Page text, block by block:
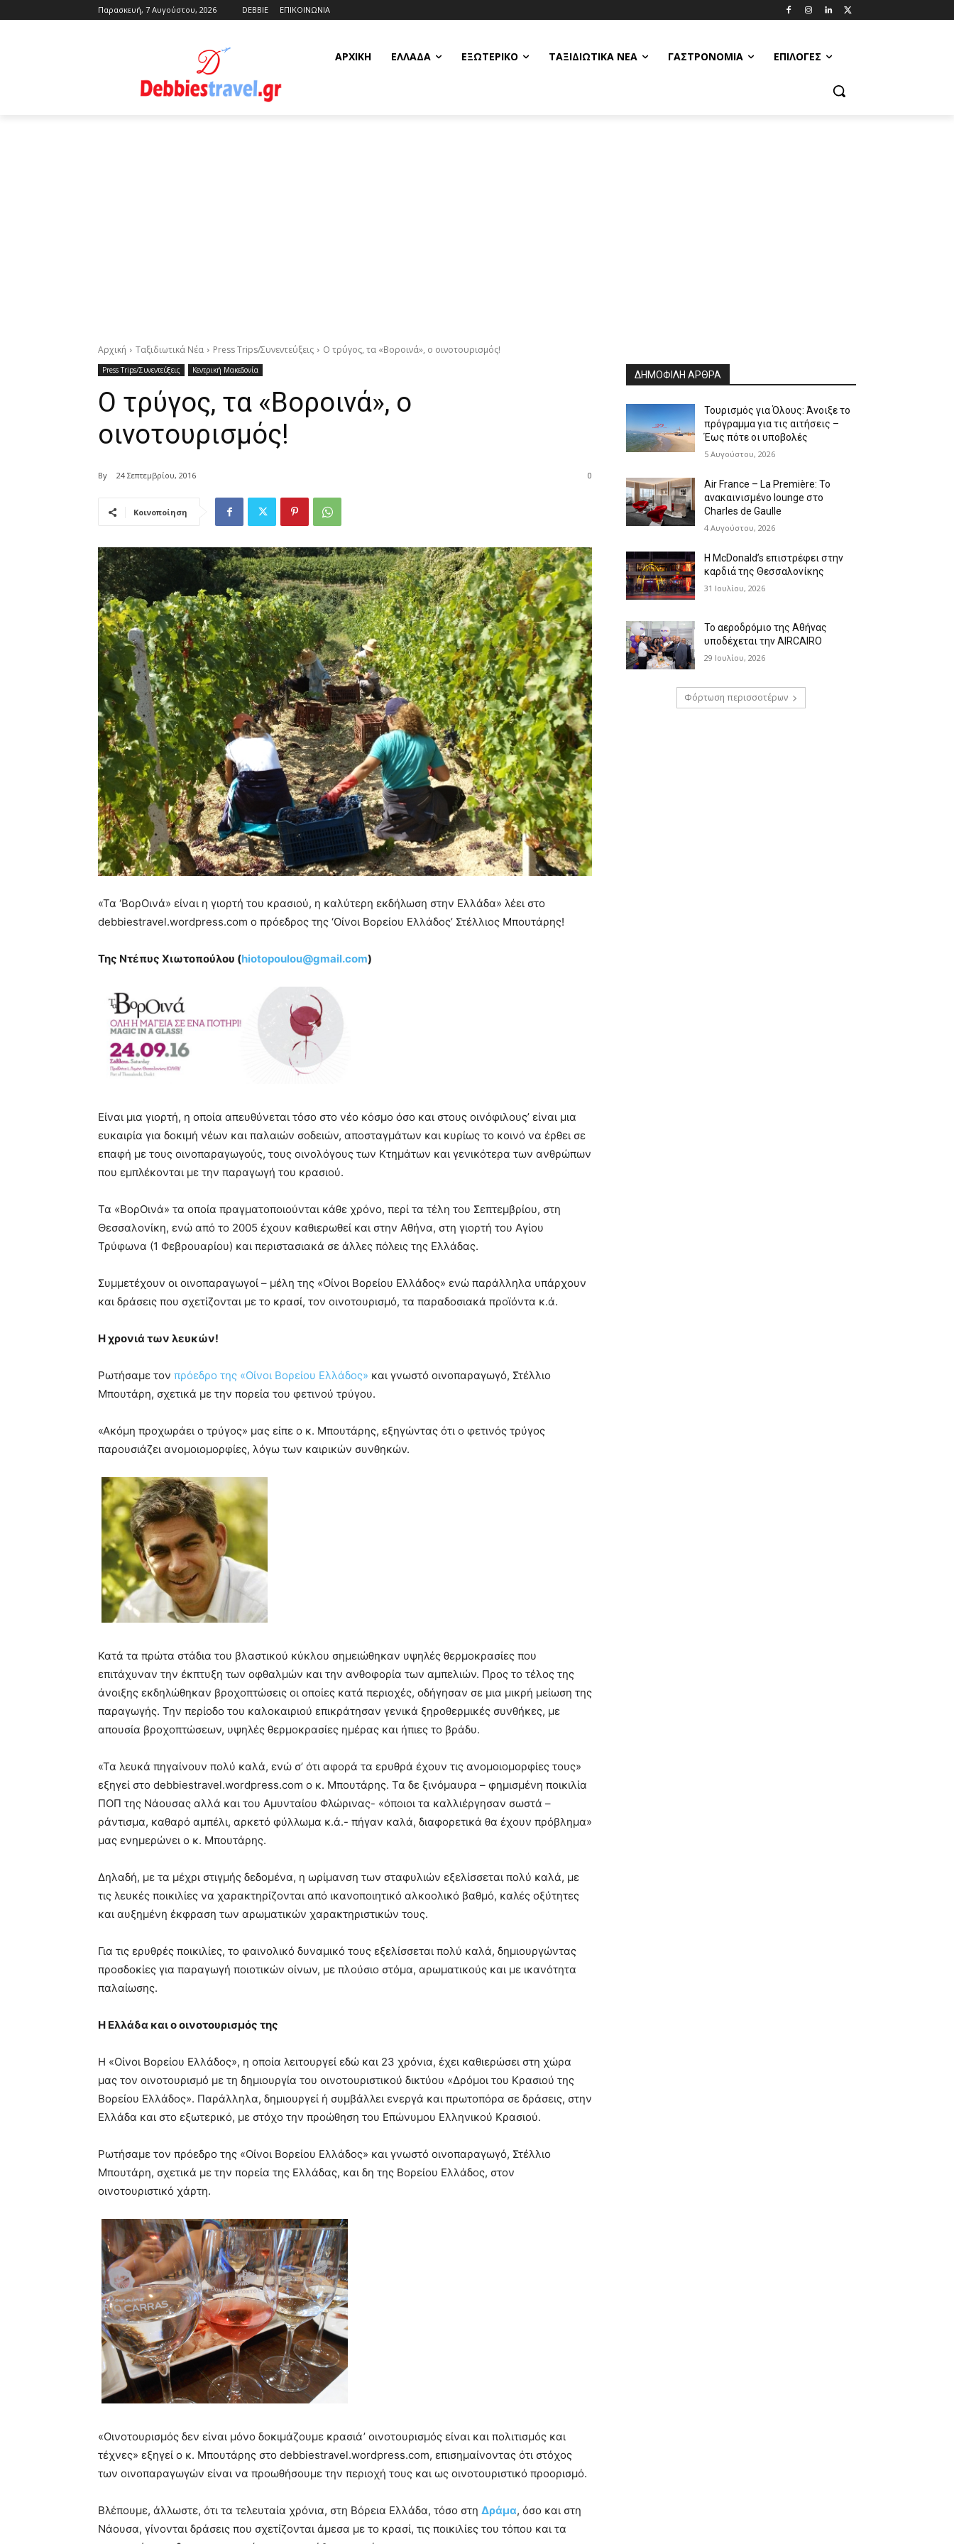
Παρασκευή, 7 Αυγούστου, 2026 DEBBIE ΕΠΙΚΟΙΝΩΝΙΑ
ΑΡΧΙΚΗ ΕΛΛΆΔΑ ΕΞΩΤΕΡΙΚΌ ΤΑΞΙΔΙΩΤΙΚΆ ΝΈΑ ΓΑΣΤΡΟΝΟΜΊΑ ΕΠΙΛΟΓΈΣ
Αρχική Ταξιδιωτικά Νέα Press Trips/Συνεντεύξεις Ο τρύγος, τα «Βοροινά», ο οινοτουρισμός!
Press Trips/Συνεντεύξεις Κεντρική Μακεδονία
Ο τρύγος, τα «Βοροινά», ο
οινοτουρισμός!
By 24 Σεπτεμβρίου, 2016 0
Κοινοποίηση
«Τα ‘ΒορΟινά» είναι η γιορτή του κρασιού, η καλύτερη εκδήλωση στην Ελλάδα» λέει στο
debbiestravel.wordpress.com ο πρόεδρος της ‘Οίνοι Βορείου Ελλάδος’ Στέλλιος Μπουτάρης!
Της Ντέπυς Χιωτοπούλου (hiotopoulou@gmail.com)
Είναι μια γιορτή, η οποία απευθύνεται τόσο στο νέο κόσμο όσο και στους οινόφιλους’ είναι μια
ευκαιρία για δοκιμή νέων και παλαιών σοδειών, αποσταγμάτων και κυρίως το κοινό να έρθει σε
επαφή με τους οινοπαραγωγούς, τους οινολόγους των Κτημάτων και γενικότερα των ανθρώπων
που εμπλέκονται με την παραγωγή του κρασιού.
Τα «ΒορΟινά» τα οποία πραγματοποιούνται κάθε χρόνο, περί τα τέλη του Σεπτεμβρίου, στη
Θεσσαλονίκη, ενώ από το 2005 έχουν καθιερωθεί και στην Αθήνα, στη γιορτή του Αγίου
Τρύφωνα (1 Φεβρουαρίου) και περιστασιακά σε άλλες πόλεις της Ελλάδας.
Συμμετέχουν οι οινοπαραγωγοί – μέλη της «Οίνοι Βορείου Ελλάδος» ενώ παράλληλα υπάρχουν
και δράσεις που σχετίζονται με το κρασί, τον οινοτουρισμό, τα παραδοσιακά προϊόντα κ.ά.
Η χρονιά των λευκών!
Ρωτήσαμε τον πρόεδρο της «Οίνοι Βορείου Ελλάδος» και γνωστό οινοπαραγωγό, Στέλλιο
Μπουτάρη, σχετικά με την πορεία του φετινού τρύγου.
«Ακόμη προχωράει ο τρύγος» μας είπε ο κ. Μπουτάρης, εξηγώντας ότι ο φετινός τρύγος
παρουσιάζει ανομοιομορφίες, λόγω των καιρικών συνθηκών.
Κατά τα πρώτα στάδια του βλαστικού κύκλου σημειώθηκαν υψηλές θερμοκρασίες που
επιτάχυναν την έκπτυξη των οφθαλμών και την ανθοφορία των αμπελιών. Προς το τέλος της
άνοιξης εκδηλώθηκαν βροχοπτώσεις οι οποίες κατά περιοχές, οδήγησαν σε μια μικρή μείωση της
παραγωγής. Την περίοδο του καλοκαιριού επικράτησαν γενικά ξηροθερμικές συνθήκες, με
απουσία βροχοπτώσεων, υψηλές θερμοκρασίες ημέρας και ήπιες το βράδυ.
«Τα λευκά πηγαίνουν πολύ καλά, ενώ σ’ ότι αφορά τα ερυθρά έχουν τις ανομοιομορφίες τους»
εξηγεί στο debbiestravel.wordpress.com ο κ. Μπουτάρης. Τα δε ξινόμαυρα – φημισμένη ποικιλία
ΠΟΠ της Νάουσας αλλά και του Αμυνταίου Φλώρινας- «όποιοι τα καλλιέργησαν σωστά –
ράντισμα, καθαρό αμπέλι, αρκετό φύλλωμα κ.ά.- πήγαν καλά, διαφορετικά θα έχουν πρόβλημα»
μας ενημερώνει ο κ. Μπουτάρης.
Δηλαδή, με τα μέχρι στιγμής δεδομένα, η ωρίμανση των σταφυλιών εξελίσσεται πολύ καλά, με
τις λευκές ποικιλίες να χαρακτηρίζονται από ικανοποιητικό αλκοολικό βαθμό, καλές οξύτητες
και αυξημένη έκφραση των αρωματικών χαρακτηριστικών τους.
Για τις ερυθρές ποικιλίες, το φαινολικό δυναμικό τους εξελίσσεται πολύ καλά, δημιουργώντας
προσδοκίες για παραγωγή ποιοτικών οίνων, με πλούσιο στόμα, αρωματικούς και με ικανότητα
παλαίωσης.
Η Ελλάδα και ο οινοτουρισμός της
Η «Οίνοι Βορείου Ελλάδος», η οποία λειτουργεί εδώ και 23 χρόνια, έχει καθιερώσει στη χώρα
μας τον οινοτουρισμό με τη δημιουργία του οινοτουριστικού δικτύου «Δρόμοι του Κρασιού της
Βορείου Ελλάδος». Παράλληλα, δημιουργεί ή συμβάλλει ενεργά και πρωτοπόρα σε δράσεις, στην
Ελλάδα και στο εξωτερικό, με στόχο την προώθηση του Επώνυμου Ελληνικού Κρασιού.
Ρωτήσαμε τον πρόεδρο της «Οίνοι Βορείου Ελλάδος» και γνωστό οινοπαραγωγό, Στέλλιο
Μπουτάρη, σχετικά με την πορεία της Ελλάδας, και δη της Βορείου Ελλάδος, στον
οινοτουριστικό χάρτη.
«Οινοτουρισμός δεν είναι μόνο δοκιμάζουμε κρασιά’ οινοτουρισμός είναι και πολιτισμός και
τέχνες» εξηγεί ο κ. Μπουτάρης στο debbiestravel.wordpress.com, επισημαίνοντας ότι στόχος
των οινοπαραγωγών είναι να προωθήσουμε την περιοχή τους και ως οινοτουριστικό προορισμό.
Βλέπουμε, άλλωστε, ότι τα τελευταία χρόνια, στη Βόρεια Ελλάδα, τόσο στη Δράμα, όσο και στη
Νάουσα, γίνονται δράσεις που σχετίζονται άμεσα με το κρασί, τις ποικιλίες του τόπου και τα
ΔΗΜΟΦΙΛΗ ΑΡΘΡΑ
Τουρισμός για Όλους: Άνοιξε το
πρόγραμμα για τις αιτήσεις –
Έως πότε οι υποβολές
5 Αυγούστου, 2026
Air France – La Première: Το
ανακαινισμένο lounge στο
Charles de Gaulle
4 Αυγούστου, 2026
Η McDonald’s επιστρέφει στην
καρδιά της Θεσσαλονίκης
31 Ιουλίου, 2026
Το αεροδρόμιο της Αθήνας
υποδέχεται την AIRCAIRO
29 Ιουλίου, 2026
Φόρτωση περισσοτέρων